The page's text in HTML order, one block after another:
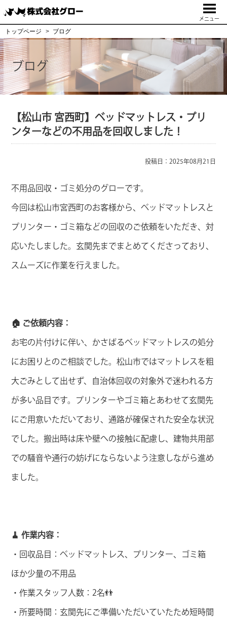
メニュー
トップページ ブログ
ブログ
【松山市 宮西町】ベッドマットレス・プリ
ンターなどの不用品を回収しました！
投稿日：2025年08月21日
不用品回収・ゴミ処分のグローです。
今回は松山市宮西町のお客様から、ベッドマットレスと
プリンター・ゴミ箱などの回収のご依頼をいただき、対
応いたしました。玄関先までまとめてくださっており、
スムーズに作業を行えました。
🏠 ご依頼内容：
お宅の片付けに伴い、かさばるベッドマットレスの処分
にお困りとのご相談でした。松山市ではマットレスを粗
大ごみとして出せず、自治体回収の対象外で迷われる方
が多い品目です。プリンターやゴミ箱とあわせて玄関先
にご用意いただいており、通路が確保された安全な状況
でした。搬出時は床や壁への接触に配慮し、建物共用部
での騒音や通行の妨げにならないよう注意しながら進め
ました。
🧹 作業内容：
・回収品目：ベッドマットレス、プリンター、ゴミ箱
ほか少量の不用品
・作業スタッフ人数：2名👬
・所要時間：玄関先にご準備いただいていたため短時間